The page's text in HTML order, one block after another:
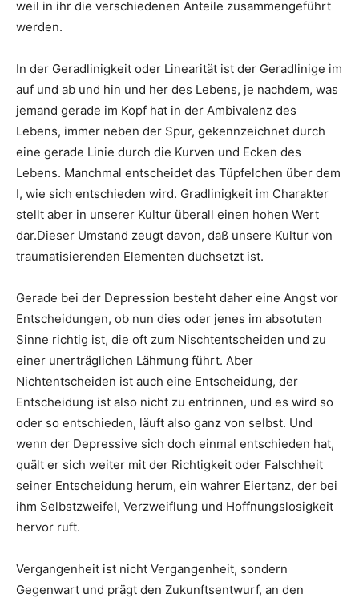
weil in ihr die verschiedenen Anteile zusammengeführt
werden.
In der Geradlinigkeit oder Linearität ist der Geradlinige im
auf und ab und hin und her des Lebens, je nachdem, was
jemand gerade im Kopf hat in der Ambivalenz des
Lebens, immer neben der Spur, gekennzeichnet durch
eine gerade Linie durch die Kurven und Ecken des
Lebens. Manchmal entscheidet das Tüpfelchen über dem
I, wie sich entschieden wird. Gradlinigkeit im Charakter
stellt aber in unserer Kultur überall einen hohen Wert
dar.Dieser Umstand zeugt davon, daß unsere Kultur von
traumatisierenden Elementen duchsetzt ist.
Gerade bei der Depression besteht daher eine Angst vor
Entscheidungen, ob nun dies oder jenes im absotuten
Sinne richtig ist, die oft zum Nischtentscheiden und zu
einer unerträglichen Lähmung führt. Aber
Nichtentscheiden ist auch eine Entscheidung, der
Entscheidung ist also nicht zu entrinnen, und es wird so
oder so entschieden, läuft also ganz von selbst. Und
wenn der Depressive sich doch einmal entschieden hat,
quält er sich weiter mit der Richtigkeit oder Falschheit
seiner Entscheidung herum, ein wahrer Eiertanz, der bei
ihm Selbstzweifel, Verzweiflung und Hoffnungslosigkeit
hervor ruft.
Vergangenheit ist nicht Vergangenheit, sondern
Gegenwart und prägt den Zukunftsentwurf, an den